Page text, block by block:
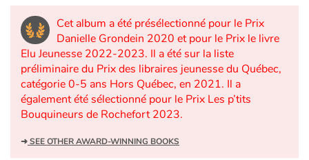
Arts, space, activities
Documentaries
With the family
Daily life and hobbies
Cet album a été présélectionné pour le Prix
Danielle Grondein 2020 et pour le Prix le livre
Elu Jeunesse 2022-2023. Il a été sur la liste
préliminaire du Prix des libraires jeunesse du Québec,
catégorie 0-5 ans Hors Québec, en 2021. Il a
également été sélectionné pour le Prix Les p’tits
Bouquineurs de Rochefort 2023.
➜SEE OTHER AWARD-WINNING BOOKS